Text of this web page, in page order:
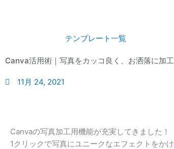
ッ
プ
テンプレート一覧
Canva活用術｜写真をカッコ良く、お洒落に加
11月 24, 2021
Canvaの写真加工用機能が充実してきました！
1クリックで写真にユニークなエフェクトをか